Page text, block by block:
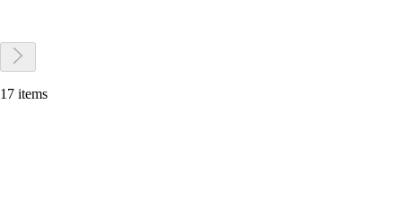
17 items